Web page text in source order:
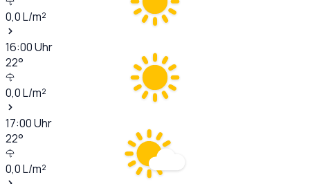
0,0L/m²
16:00Uhr
22°
0,0L/m²
17:00Uhr
22°
0,0L/m²